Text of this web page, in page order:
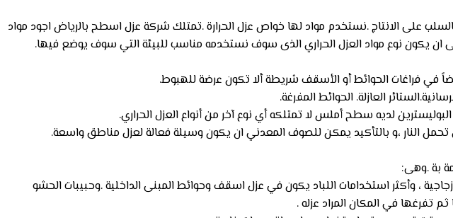
على الانتاج .نستخدم مواد لها خواص عزل الحرارة .تمتلك شركة عزل اسطح بالرياض اجود مواد
ان يكون نوع مواد العزل الحراري الذى سوف نستخدمه مناسب للبيئة التي سوف يوضع فيها.
في فراغات الحوائط أو الأسقف شريطة ألا تكون عرضة للهبوط.
العازلة. الحوائط المفرغة.
لديه سطح أملس لا تمتلكه أي نوع آخر من أنواع العزل الحراري.
النار ،و بالتأكيد يمكن للصوف المعدني ان يكون وسيلة فعالة لعزل مناطق واسعة.
بة .وهى:
، وأكثر استخدامات اللباد يكون في عزل اسقف وحوائط المبنى الداخلية .وحبيبات الحشو
تفرغها في المكان المراد عزله .